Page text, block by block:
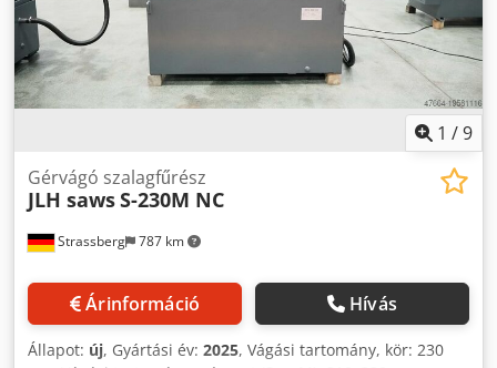
1 /9
Strassberg 787 km
Gérvágó szalagfűrész
JLH sawsS-230M NC
Árinformáció Hívás
Állapot: új, Gyártási év: 2025, Vágási tartomány, kör: 230